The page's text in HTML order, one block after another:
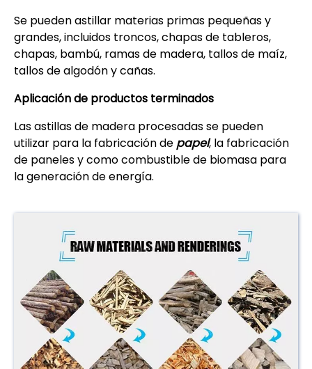
Se pueden astillar materias primas pequeñas y
grandes, incluidos troncos, chapas de tableros,
chapas, bambú, ramas de madera, tallos de maíz,
tallos de algodón y cañas.
Aplicación de productos terminados
Las astillas de madera procesadas se pueden
utilizar para la fabricación de papel, la fabricación
de paneles y como combustible de biomasa para
la generación de energía.